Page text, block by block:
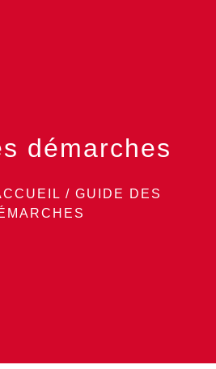
démarches
/ GUIDE DES